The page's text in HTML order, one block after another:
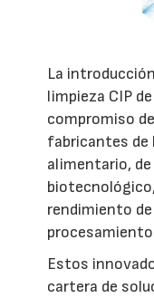
La
limpieza CIP
compromiso
fabricantes de
alimentario,
rendimiento
Estos
cartera de